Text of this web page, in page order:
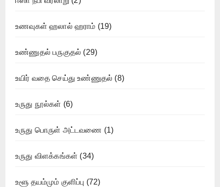
உணவுகள் ஹலால் ஹராம் (19)
உண்ணுதல் பருகுதல் (29)
உயிர் வதை செய்து உண்ணுதல் (8)
உருது நூல்கள் (6)
உருது பொருள் அட்டவணை (1)
உருது விளக்கங்கள் (34)
உளூ தயம்மும் குளிப்பு (72)